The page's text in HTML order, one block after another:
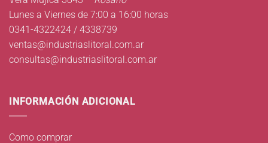
Lunes a Viernes de 7:00 a 16:00 horas
0341-4322424 / 4338739
ventas@industriaslitoral.com.ar
consultas@industriaslitoral.com.ar
INFORMACIÓN ADICIONAL
Como comprar